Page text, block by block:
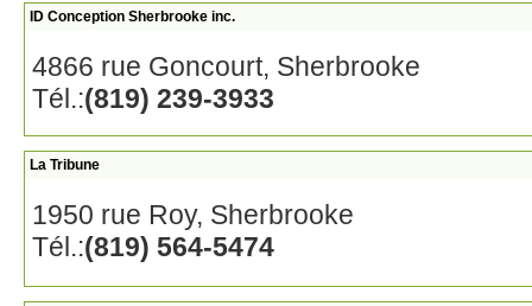
ID Conception Sherbrooke inc.
4866 rue Goncourt, Sherbrooke
Tél.:(819) 239-3933
La Tribune
1950 rue Roy, Sherbrooke
Tél.:(819) 564-5474